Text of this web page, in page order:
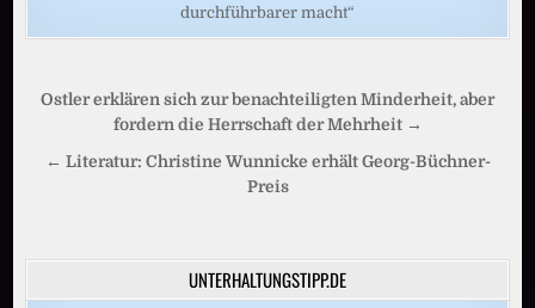
durchführbarer macht“
Beitragsnavigation
Ostler erklären sich zur benachteiligten Minderheit, aber
fordern die Herrschaft der Mehrheit →
← Literatur: Christine Wunnicke erhält Georg-Büchner-
Preis
UNTERHALTUNGSTIPP.DE